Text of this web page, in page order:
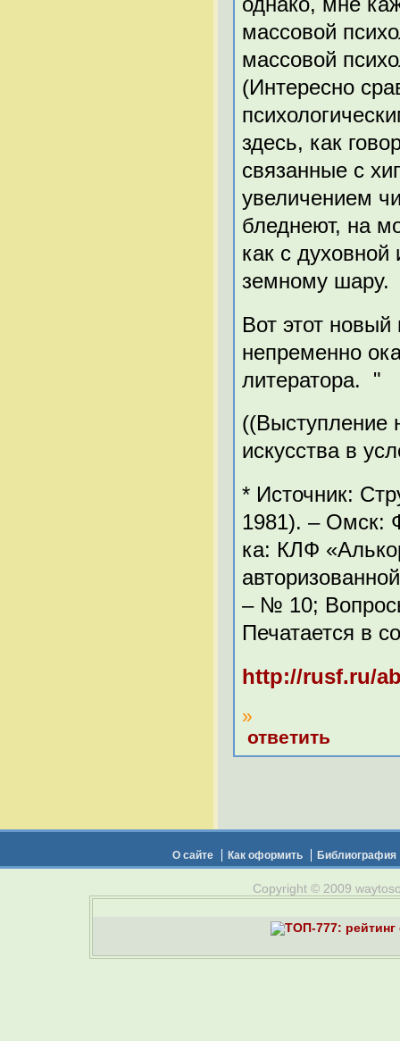
массовой
массовой
(Интересно
здесь, как
связанные с
увеличением
бледнеют, на
как с
земному шару.
Вот этот
непременно
литератора. "
((Выступление
искусства в
* Источник:
1981). – Омск:
ка: КЛФ
– № 10;
Печатается в
http://rusf.ru/
»
ответить
О сайте Как оформить Библиография
Copyright © 2009